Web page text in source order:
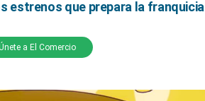
estrenos que prepara la
a El Comercio